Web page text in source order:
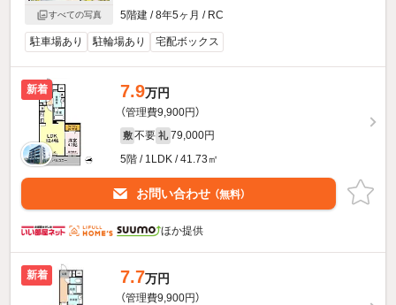
すべての写真
5階建 / 8年5ヶ月 / RC
駐車場あり 駐輪場あり 宅配ボックス
新着 7.9万円
（管理費9,900円）
敷 不要 礼 79,000円
5階 / 1LDK / 41.73㎡
お問い合わせ （無料）
ほか提供
新着 7.7万円
（管理費9,900円）